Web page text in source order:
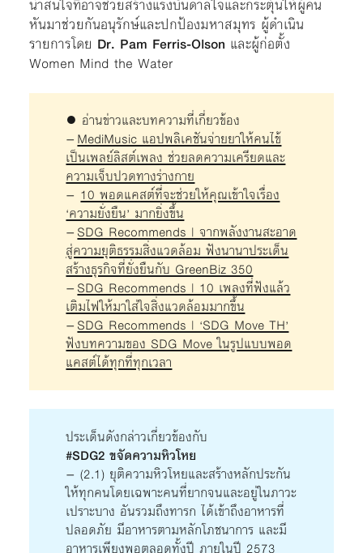
น่าสนใจที่อาจช่วยสร้างแรงบันดาลใจและกระตุ้นให้ผู้คน
หันมาช่วยกันอนุรักษ์และปกป้องมหาสมุทร ผู้ดำเนิน
รายการโดย Dr. Pam Ferris-Olson และผู้ก่อตั้ง
Women Mind the Water
● อ่านข่าวและบทความที่เกี่ยวข้อง
–MediMusic แอปพลิเคชันจ่ายยาให้คนไข้
เป็นเพลย์ลิสต์เพลง ช่วยลดความเครียดและ
ความเจ็บปวดทางร่างกาย
–10 พอดแคสต์ที่จะช่วยให้คุณเข้าใจเรื่อง
‘ความยั่งยืน’ มากยิ่งขึ้น
–SDG Recommends | จากพลังงานสะอาด
สู่ความยุติธรรมสิ่งแวดล้อม ฟังนานาประเด็น
สร้างธุรกิจที่ยั่งยืนกับ GreenBiz 350
–SDG Recommends | 10 เพลงที่ฟังแล้ว
เติมไฟให้มาใส่ใจสิ่งแวดล้อมมากขึ้น
–SDG Recommends | ‘SDG Move TH’
ฟังบทความของ SDG Move ในรูปแบบพอด
แคสต์ได้ทุกที่ทุกเวลา
ประเด็นดังกล่าวเกี่ยวข้องกับ
#SDG2 ขจัดความหิวโหย
– (2.1) ยุติความหิวโหยและสร้างหลักประกัน
ให้ทุกคนโดยเฉพาะคนที่ยากจนและอยู่ในภาวะ
เปราะบาง อันรวมถึงทารก ได้เข้าถึงอาหารที่
ปลอดภัย มีอาหารตามหลักโภชนาการ และมี
อาหารเพียงพอตลอดทั้งปี ภายในปี 2573